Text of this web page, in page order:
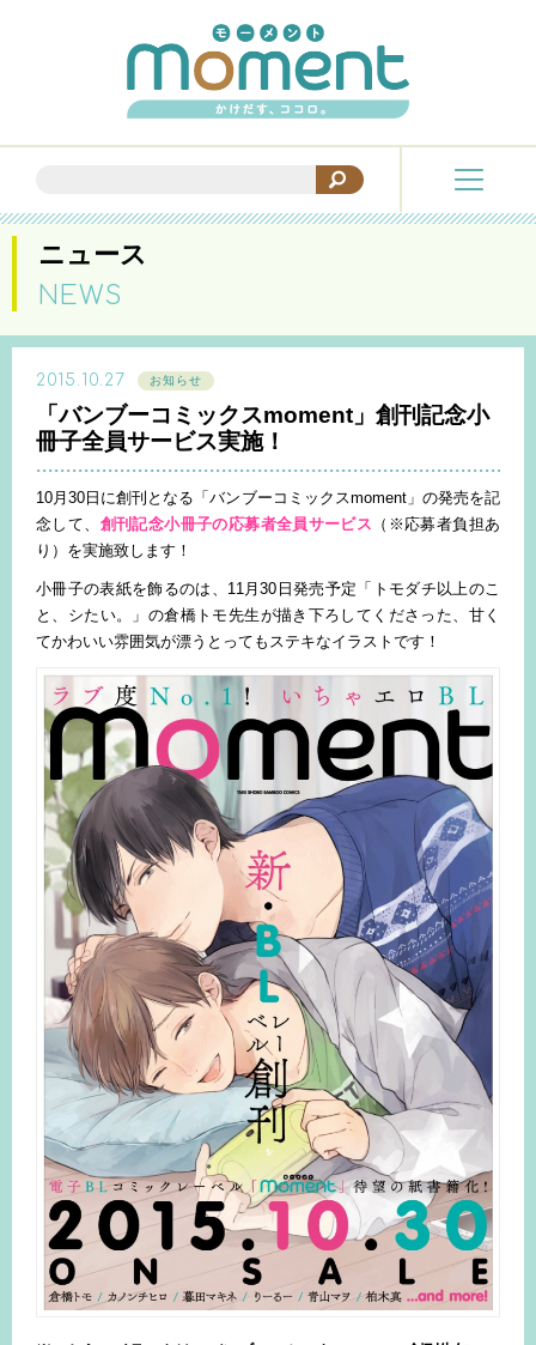
ニュース
NEWS
2015.10.27 お知らせ
「バンブーコミックスmoment」創刊記念小
冊子全員サービス実施！
10月30日に創刊となる「バンブーコミックスmoment」の発売を記
念して、 創刊記念小冊子の応募者全員サービス （※応募者負担あ
り）を実施致します！
小冊子の表紙を飾るのは、11月30日発売予定「トモダチ以上のこ
と、シたい。」の倉橋トモ先生が描き下ろしてくださった、甘く
てかわいい雰囲気が漂うとってもステキなイラストです！